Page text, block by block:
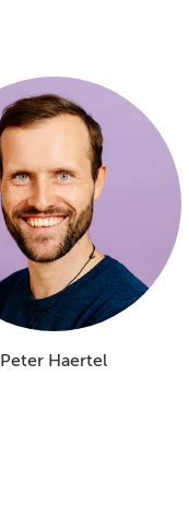
Peter Haertel